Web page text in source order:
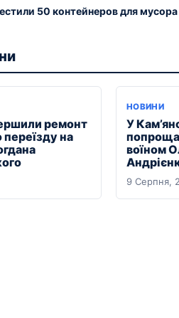
50 контейнеров для мусора
ремонт
на
НОВИНИ
У
воїном
9 Серпня,